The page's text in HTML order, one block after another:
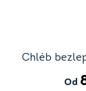
Chléb
Od